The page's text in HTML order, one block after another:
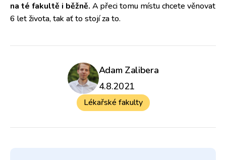
na té fakultě i běžně. A přeci tomu místu chcete věnovat
6 let života, tak ať to stojí za to.
Adam Zalibera
4.8.2021
Lékařské fakulty